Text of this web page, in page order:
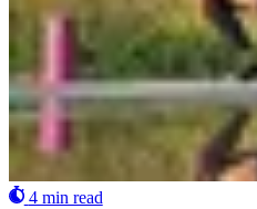
4 min read